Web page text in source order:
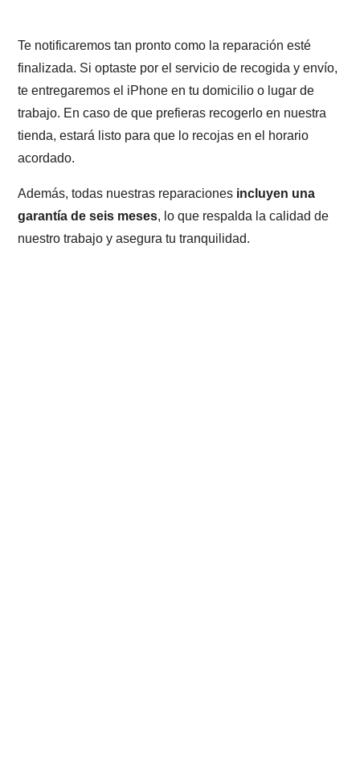
Te notificaremos tan pronto como la reparación esté
finalizada. Si optaste por el servicio de recogida y envío,
te entregaremos el iPhone en tu domicilio o lugar de
trabajo. En caso de que prefieras recogerlo en nuestra
tienda, estará listo para que lo recojas en el horario
acordado.
Además, todas nuestras reparaciones incluyen una
garantía de seis meses, lo que respalda la calidad de
nuestro trabajo y asegura tu tranquilidad.